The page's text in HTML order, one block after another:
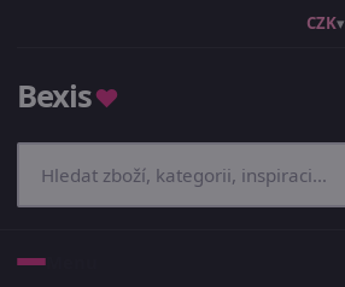
CZK
Bexis♥